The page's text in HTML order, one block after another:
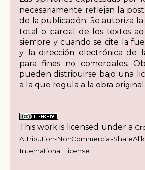
necesariamente reflejan la
de la publicación. Se autoriza
total o parcial de los textos
siempre y cuando se cite la
y la dirección electrónica de
para fines no comerciales.
pueden distribuirse bajo una
a la que regula a la obra original.
This work is licensed under a
Attribution-NonCommercial-
International License
.